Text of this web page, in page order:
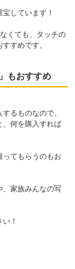
しています！
くても、タッチの
すめです。
もおすすめ
るものなので、
、何を購入すれば
てもらうのもお
家族みんなの写
！